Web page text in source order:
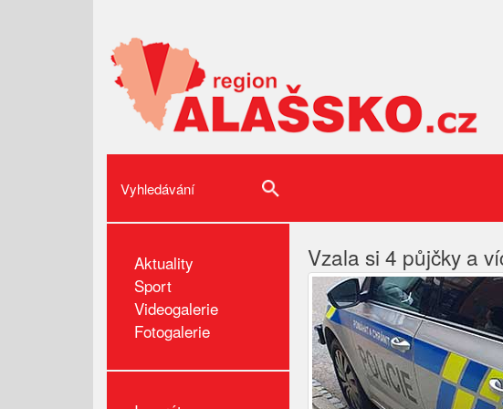
Aktuality
Sport
Videogalerie
Fotogalerie
Vzala si 4 půjčky a